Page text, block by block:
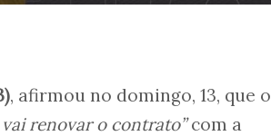
, afirmou no domingo, 13, que o
renovar o contrato”com a